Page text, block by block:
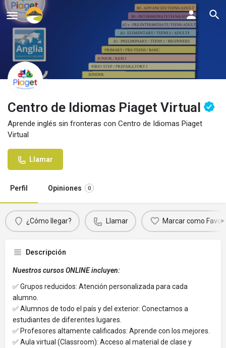
Centro de Idiomas Piaget Virtual
Aprende inglés sin fronteras con Centro de Idiomas Piaget
Virtual
Llamar
Perfil Opiniones 0
¿Cómo llegar? Llamar Marcar como
Descripción
Nuestros cursos ONLINE incluyen:
✅ Grupos reducidos: Atención personalizada para cada
alumno.
✅ Alumnos de todo el país y del exterior: Conectamos a
estudiantes de diferentes lugares.
✅ Profesores altamente calificados: Aprende con los mejores.
✅ Aula virtual (Classroom): Acceso al material de clase y